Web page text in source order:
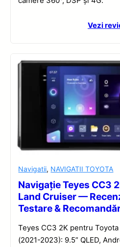
Vezi
Navigatii, NAVIGATII TOYOTA
Navigație Teyes CC3
Land Cruiser —
Testare &
Teyes CC3 2K pentru
(2021-2023): 9.5” QLED,